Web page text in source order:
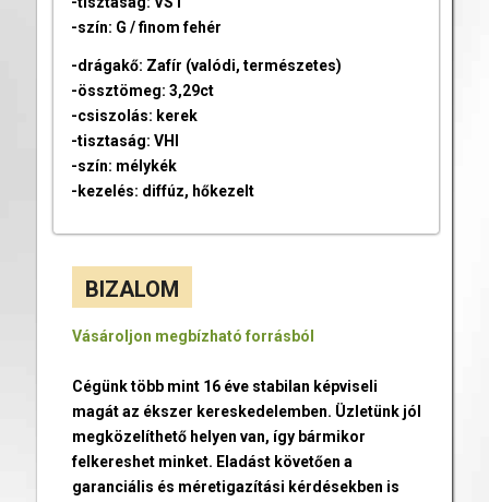
-szín: G / finom fehér
-drágakő: Zafír (valódi, természetes)
-össztömeg: 3,29ct
-csiszolás: kerek
-tisztaság: VHI
-szín: mélykék
-kezelés: diffúz, hőkezelt
BIZALOM
Vásároljon megbízható forrásból
Cégünk több mint 16 éve stabilan képviseli
magát az ékszer kereskedelemben. Üzletünk jól
megközelíthető helyen van, így bármikor
felkereshet minket. Eladást követően a
garanciális és méretigazítási kérdésekben is